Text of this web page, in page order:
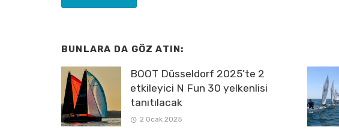
BUNLARA DA GÖZ ATIN:
BOOT Düsseldorf 2025’te 2
etkileyici N Fun 30 yelkenlisi
tanıtılacak
2 Ocak 2025